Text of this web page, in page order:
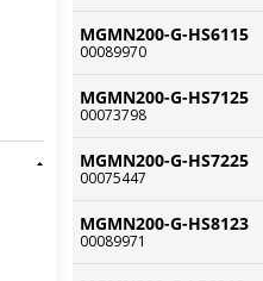
MGMN200-G-HS6115
00089970
MGMN200-G-HS7125
00073798
MGMN200-G-HS7225
00075447
MGMN200-G-HS8123
00089971